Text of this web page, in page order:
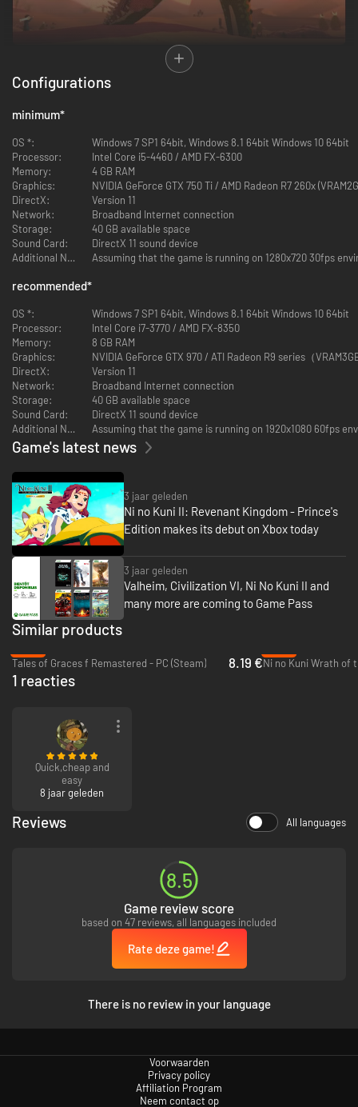
Welkom in de wondermooie wereld van Ni no Kuni!
Nadat hij werd onttroond bij een staatsgreep, vertrekt de jonge koning
Evan op een buitengewone reis om een nieuw koninkrijk te stichten, zijn
wereld te verenigen en de inwoners te beschermen tegen de duistere
krachten die hen bedreigen.
Vergezel hem tijdens een onvergetelijk avontuur waarbij de grens tussen
tekenfilm en videogame vervaagt. Ontwikkeld door LEVEL-5, pakt Ni no
Kuni II uit met betoverende ontwerpen van de legendarische artiest
Yoshiyuki Momose en een meeslepende soundtrack gecomponeerd door
de wereldberoemde Joe Hisaishi.
Configurations
minimum*
OS *:
Windows 7 SP1 64bit, Windows 8.1 64bit Windows 10 64bit
Processor:
Intel Core i5-4460 / AMD FX-6300
Memory:
4 GB RAM
Graphics:
NVIDIA GeForce GTX 750 Ti / AMD Radeon R7 260x
DirectX:
Version 11
Network:
Broadband Internet connection
Storage:
40 GB available space
Sound Card:
DirectX 11 sound device
Additional Notes:
Assuming that the game is running on 1280x720 30fps
recommended*
OS *:
Windows 7 SP1 64bit, Windows 8.1 64bit Windows 10 64bit
Processor:
Intel Core i7-3770 / AMD FX-8350
Memory:
8 GB RAM
Graphics:
NVIDIA GeForce GTX 970 / ATI Radeon R9 series（
DirectX:
Version 11
Network:
Broadband Internet connection
Storage:
40 GB available space
Sound Card:
DirectX 11 sound device
Additional Notes:
Assuming that the game is running on 1920x1080 60fps
Game's latest news
3 jaar geleden
Ni no Kuni II: Revenant Kingdom - Prince's
Edition makes its debut on Xbox today
3 jaar geleden
Valheim, Civilization VI, Ni No Kuni II and
many more are coming to Game Pass
Similar products
Tales of Graces f Remastered - PC (Steam)
8.19 €
1 reacties
Quick,cheap and
easy
8 jaar geleden
Reviews All languages
8.5
Game review score
based on 47 reviews, all languages included
Rate deze game!
There is no review in your language
Voorwaarden
Privacy policy
Affiliation Program
Neem contact op